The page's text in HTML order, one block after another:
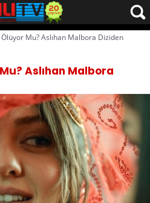
Mu? Aslıhan Malbora Diziden
Aslıhan Malbora